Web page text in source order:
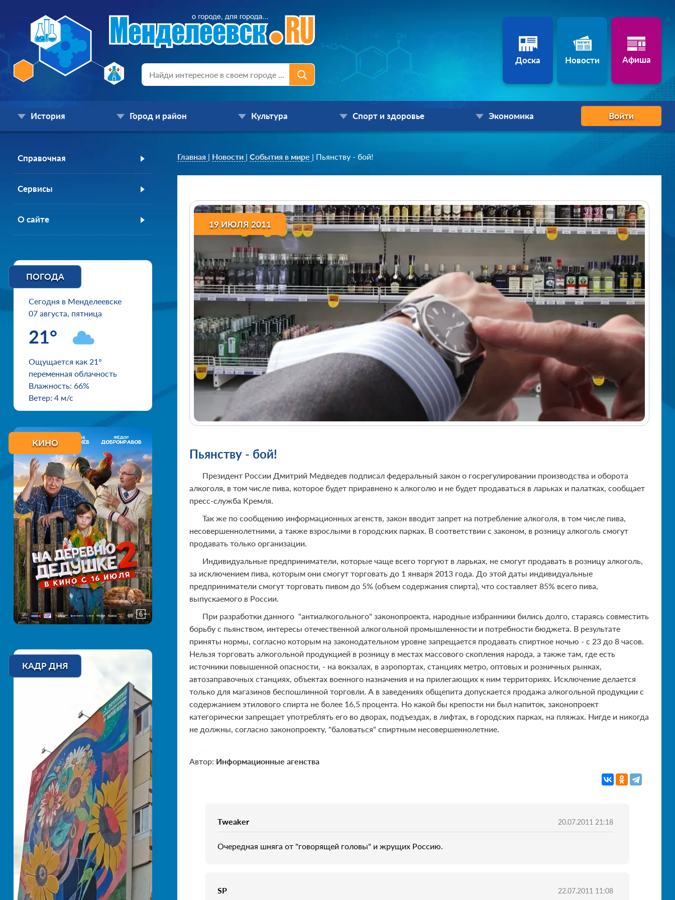
Доска Новости Афиша
История Город и район Культура Спорт и здоровье Экономика Войти
Справочная
Сервисы
О сайте
ПОГОДА
Сегодня в Менделеевске
07 августа, пятница
21°
Ощущается как 21°
переменная облачность
Влажность: 66%
Ветер: 4 м/с
КИНО
КАДР ДНЯ
Главная | Новости | События в мире | Пьянству - бой!
19 ИЮЛЯ 2011
Пьянству - бой!
Президент России Дмитрий Медведев подписал федеральный закон о госрегулировании производства и оборота
алкоголя, в том числе пива, которое будет приравнено к алкоголю и не будет продаваться в ларьках и палатках, сообщает
пресс-служба Кремля.
Так же по сообщению информационных агенств, закон вводит запрет на потребление алкоголя, в том числе пива,
несовершеннолетними, а также взрослыми в городских парках. В соответствии с законом, в розницу алкоголь смогут
продавать только организации.
Индивидуальные предприниматели, которые чаще всего торгуют в ларьках, не смогут продавать в розницу алкоголь,
за исключением пива, которым они смогут торговать до 1 января 2013 года. До этой даты индивидуальные
предприниматели смогут торговать пивом до 5% (объем содержания спирта), что составляет 85% всего пива,
выпускаемого в России.
При разработки данного "антиалкогольного" законопроекта, народные избранники бились долго, стараясь совместить
борьбу с пьянством, интересы отечественной алкогольной промышленности и потребности бюджета. В результате
приняты нормы, согласно которым на законодательном уровне запрещается продавать спиртное ночью - с 23 до 8 часов.
Нельзя торговать алкогольной продукцией в розницу в местах массового скопления народа, а также там, где есть
источники повышенной опасности, - на вокзалах, в аэропортах, станциях метро, оптовых и розничных рынках,
автозаправочных станциях, объектах военного назначения и на прилегающих к ним территориях. Исключение делается
только для магазинов беспошлинной торговли. А в заведениях общепита допускается продажа алкогольной продукции с
содержанием этилового спирта не более 16,5 процента. Но какой бы крепости ни был напиток, законопроект
категорически запрещает употреблять его во дворах, подъездах, в лифтах, в городских парках, на пляжах. Нигде и никогда
не должны, согласно законопроекту, "баловаться" спиртным несовершеннолетние.
Автор: Информационные агенства
Tweaker 20.07.2011 21:18
Очередная шняга от "говорящей головы" и жрущих Россию.
SP 22.07.2011 11:08